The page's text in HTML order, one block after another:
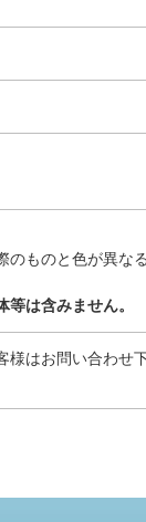
のものと色が異な
は含みません。
様はお問い合わせ